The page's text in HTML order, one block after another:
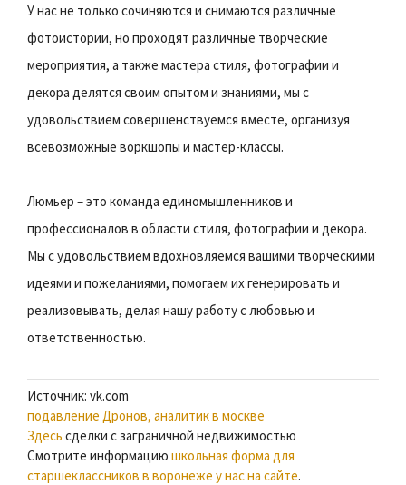
У нас не только сочиняются и снимаются различные
фотоистории, но проходят различные творческие
мероприятия, а также мастера стиля, фотографии и
декора делятся своим опытом и знаниями, мы с
удовольствием совершенствуемся вместе, организуя
всевозможные воркшопы и мастер-классы.
Люмьер – это команда единомышленников и
профессионалов в области стиля, фотографии и декора.
Мы с удовольствием вдохновляемся вашими творческими
идеями и пожеланиями, помогаем их генерировать и
реализовывать, делая нашу работу с любовью и
ответственностью.
Источник: vk.com
подавление Дронов, аналитик в москве
Здесь сделки с заграничной недвижимостью
Смотрите информацию школьная форма для
старшеклассников в воронеже у нас на сайте.